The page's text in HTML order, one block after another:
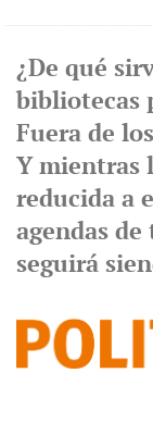
¿De qué
bibliotecas
Fuera de
Y mientras
reducida a
agendas
seguirá